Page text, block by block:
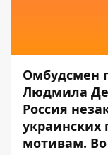
Омбудсмен
Людмила
Россия
мотивам.